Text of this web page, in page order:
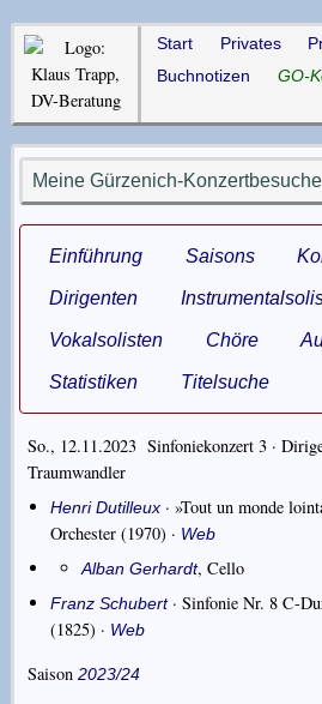
Start Privates
Buchnotizen
GO-
Meine Gürzenich-
Einführung Saisons
Dirigenten
Vokalsolisten Chöre
Statistiken Titelsuche
So., 12.11.2023 Sinfoniekonzert 3 ·
Traumwandler
Henri Dutilleux ·»Tout un monde
Orchester (1970) · Web
Alban Gerhardt,Cello
Franz Schubert·Sinfonie Nr. 8 C-
(1825) · Web
Saison2023/24